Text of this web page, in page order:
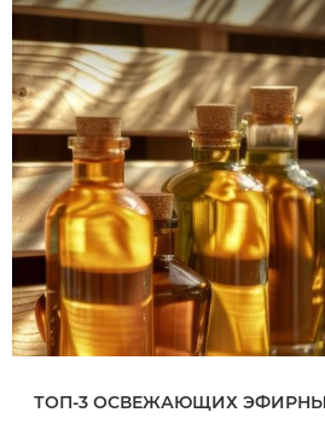
ТОП-3 ОСВЕЖАЮЩИХ